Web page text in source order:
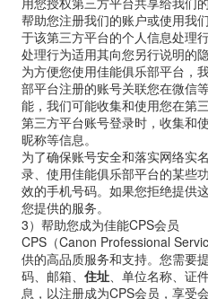
帮助您注册我们的账户或使用我
于该第三方平台的个人信息处理
处理行为适用其向您另行说明的隐
为方便您使用佳能俱乐部平台，
部平台注册的账号关联您在微信
能，我们可能收集和使用您在第
第三方平台账号登录时，收集和
昵称等信息。
为了确保账号安全和落实网络实
录、使用佳能俱乐部平台的某些
效的手机号码。如果您拒绝提供
您提供的服务。
3）帮助您成为佳能CPS会员
CPS（Canon Professional
供的高品质服务和支持。您需要
码、邮箱、 住址、单位名称、证
息，以注册成为CPS会员，享受